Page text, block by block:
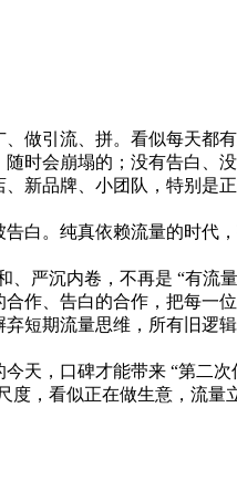
引流、拼。看似每天都
时会崩塌的；没有告白、
新品牌、小团队，特别是
。纯真依赖流量的时代
严沉内卷，不再是 “有流
作、告白的合作，把每一
短期流量思维，所有旧逻
，口碑才能带来 “第二次
，看似正在做生意，流